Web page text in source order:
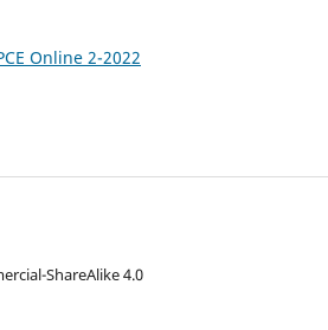
Online 2-2022
ShareAlike 4.0